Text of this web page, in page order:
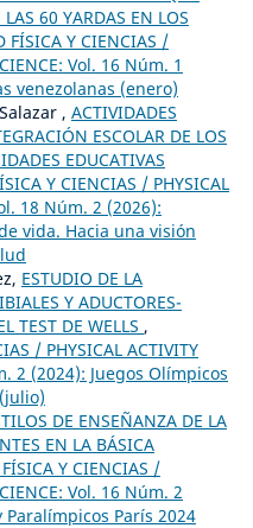
60 YARDAS EN LOS
FÍSICA Y CIENCIAS /
Vol. 16 Núm. 1
venezolanas (enero)
, ACTIVIDADES
ESCOLAR DE LOS
EDUCATIVAS
Y CIENCIAS / PHYSICAL
18 Núm. 2 (2026):
vida. Hacia una visión
ESTUDIO DE LA
Y ADUCTORES-
TEST DE WELLS ,
/ PHYSICAL ACTIVITY
2 (2024): Juegos Olímpicos
DE ENSEÑANZA DE LA
EN LA BÁSICA
Y CIENCIAS /
Vol. 16 Núm. 2
Paralímpicos París 2024